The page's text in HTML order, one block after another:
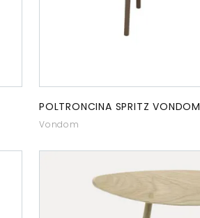
POLTRONCINA SPRITZ VONDOM
Vondom